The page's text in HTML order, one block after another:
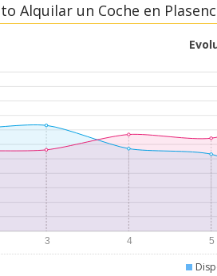
Alquilar un Coche en